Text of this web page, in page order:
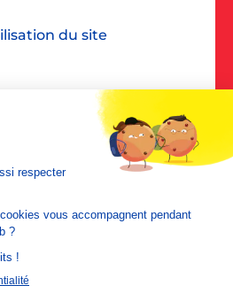
du site
conforme
: diane@dialoguespr.fr
est une filiale de